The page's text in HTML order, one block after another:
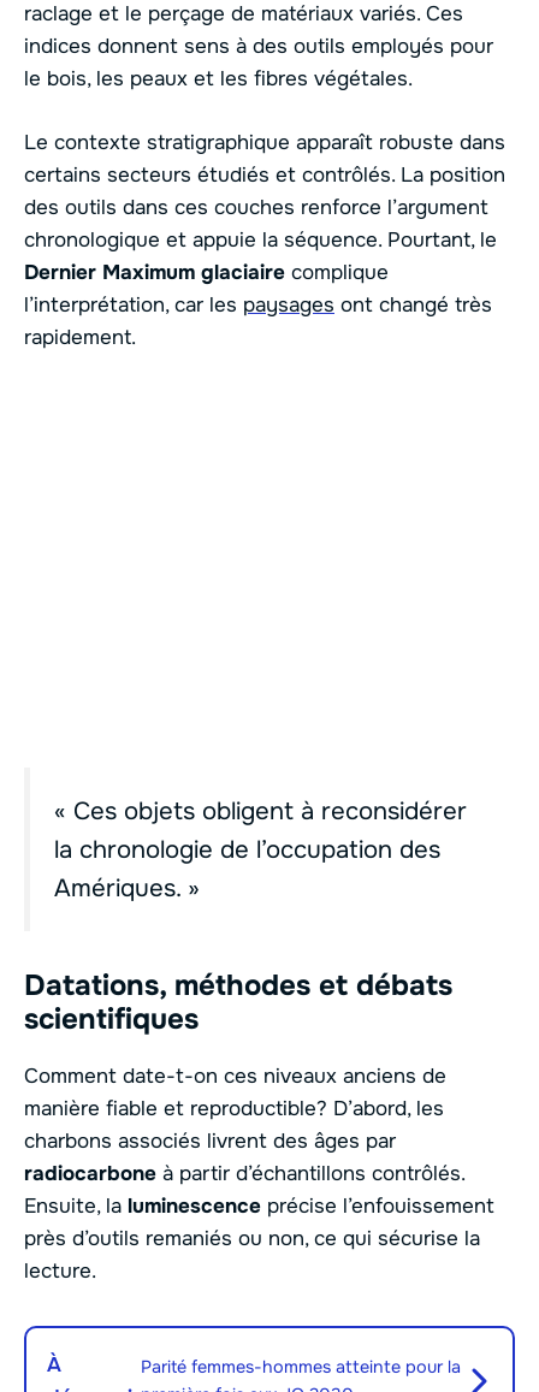
raclage et le perçage de matériaux variés. Ces
indices donnent sens à des outils employés pour
le bois, les peaux et les fibres végétales.
Le contexte stratigraphique apparaît robuste dans
certains secteurs étudiés et contrôlés. La position
des outils dans ces couches renforce l’argument
chronologique et appuie la séquence. Pourtant, le
Dernier Maximum glaciaire complique
l’interprétation, car les paysages ont changé très
rapidement.
« Ces objets obligent à reconsidérer
la chronologie de l’occupation des
Amériques. »
Datations, méthodes et débats
scientifiques
Comment date-t-on ces niveaux anciens de
manière fiable et reproductible? D’abord, les
charbons associés livrent des âges par
radiocarbone à partir d’échantillons contrôlés.
Ensuite, la luminescence précise l’enfouissement
près d’outils remaniés ou non, ce qui sécurise la
lecture.
À
Parité femmes-hommes atteinte pour la